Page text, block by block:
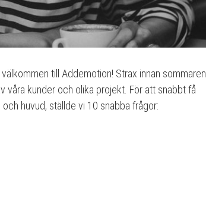
till Addemotion! Strax innan sommaren
våra kunder och olika projekt. För att snabbt få
huvud, ställde vi 10 snabba frågor: